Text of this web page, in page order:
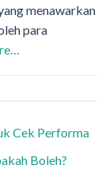
menawarkan
para
Cek Performa
Boleh?